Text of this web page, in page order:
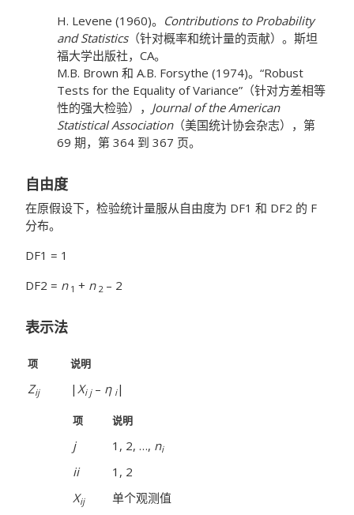
H. Levene (1960)。 Contributions to Probability
and Statistics（针对概率和统计量的贡献）。斯坦
福大学出版社，CA。
M.B. Brown 和 A.B. Forsythe (1974)。“Robust
Tests for the Equality of Variance”（针对方差相等
性的强大检验）， Journal of the American
Statistical Association（美国统计协会杂志），第
69 期，第 364 到 367 页。
自由度
在原假设下，检验统计量服从自由度为 DF1 和 DF2 的 F
分布。
DF1 = 1
DF2 = n 1 + n 2 – 2
表示法
项 说明
Zij | Xi j– η i|
项 说明
j 1, 2, …, ni
ii
1, 2
Xij
单个观测值